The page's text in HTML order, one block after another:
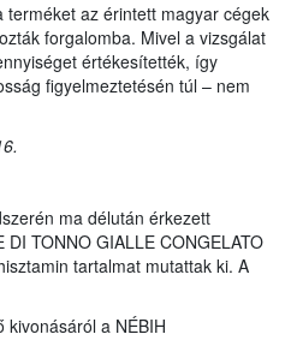
az érintett magyar cégek
forgalomba. Mivel a vizsgálat
értékesítették, így
figyelmeztetésén túl – nem
ma délután érkezett
TONNO GIALLE CONGELATO
tartalmat mutattak ki. A
a NÉBIH